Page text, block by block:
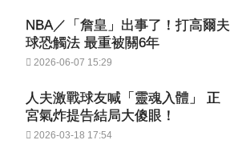
NBA／「詹皇」出事了！打高爾夫
球恐觸法 最重被關6年
2026-06-07 15:29
人夫激戰球友喊「靈魂入體」 正
宮氣炸提告結局大傻眼！
2026-03-18 17:54